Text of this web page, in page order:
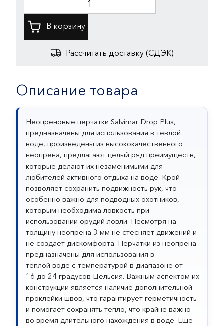
Рассчитать доставку (СДЭК)
Описание товара
Неопреновые перчатки Salvimar Drop Plus,
предназначены для использования в тевлой
воде, произведены из высококачественного
неопрена, предлагают целый ряд преимуществ,
которые делают их незаменимыми для
любителей активного отдыха на воде. Крой
позволяет сохранить подвижность рук, что
особенно важно для подводных охотников,
которым необходима ловкость при
использовании орудий ловли. Несмотря на
толщину неопрена 3 мм не стесняет движений и
не создает дискомфорта. Перчатки из неопрена
предназначены для использования в
теплой воде с температурой в диапазоне от
16 до 24 градусов Цельсия. Важным аспектом их
конструкции является наличие дополнительной
проклейки швов, что гарантирует герметичность
и помогает сохранять тепло, что крайне важно
во время длительного нахождения в воде. Еще